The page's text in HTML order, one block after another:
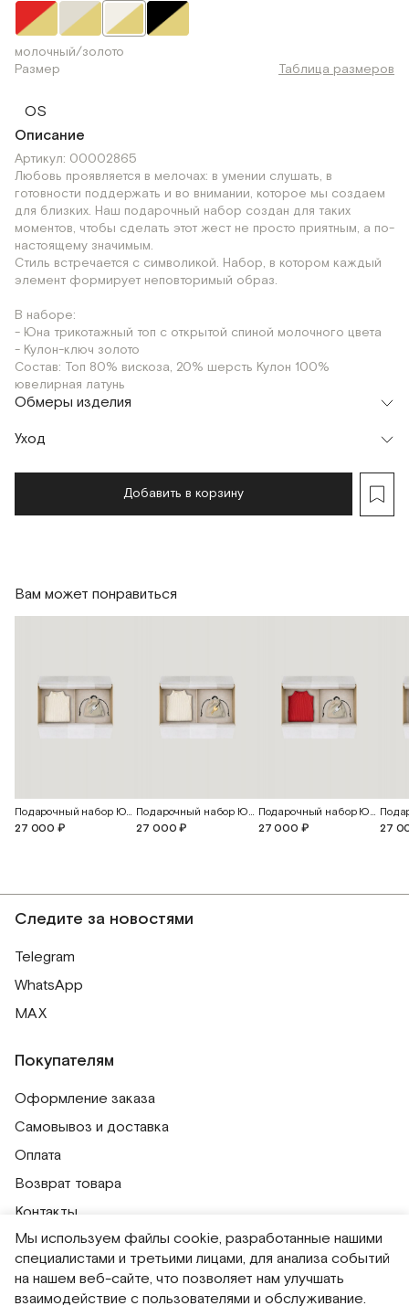
молочный/золото
Размер
Таблица размеров
OS
Описание
Артикул: 00002865
Любовь проявляется в мелочах: в умении слушать, в
готовности поддержать и во внимании, которое мы создаем
для близких. Наш подарочный набор создан для таких
моментов, чтобы сделать этот жест не просто приятным, а по-
настоящему значимым.
Стиль встречается с символикой. Набор, в котором каждый
элемент формирует неповторимый образ.
В наборе:
- Юна трикотажный топ с открытой спиной молочного цвета
- Кулон-ключ золото
Состав: Топ 80% вискоза, 20% шерсть Кулон 100%
ювелирная латунь
Обмеры изделия
Уход
Добавить в корзину
Вам может понравиться
Подарочный набор Юна
27 000 ₽
Подарочный набор Юна
27 000 ₽
Подарочный набор Юна
27 000 ₽
27
Следите за новостями
Telegram
WhatsApp
MAX
Покупателям
Оформление заказа
Самовывоз и доставка
Оплата
Возврат товара
Контакты
Публичная оферта
Политика обработки персональных данных
Политика использования сессионных файлов
Мы используем файлы cookie, разработанные нашими
специалистами и третьими лицами, для анализа событий
на нашем веб-сайте, что позволяет нам улучшать
взаимодействие с пользователями и обслуживание.